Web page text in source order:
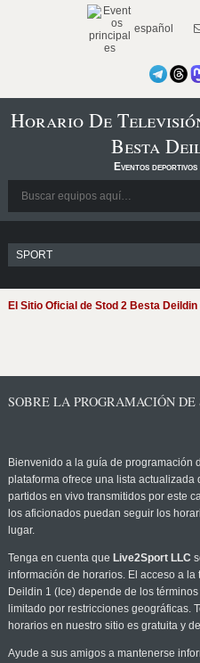
español
Horario De
Besta
Eventos
El Sitio Oficial de Stod 2 Besta Deildin
SOBRE LA PROGRAMACIÓN
Bienvenido a la guía de programación
plataforma ofrece una lista
partidos en vivo transmitidos por este
los aficionados puedan seguir los
lugar.
Tenga en cuenta que Live2Sport LLC
información de horarios. El acceso a
Deildin 1 (Ice) depende de los
limitado por restricciones geográficas.
horarios en nuestro sitio es gratuita y
Ayude a sus amigos a mantenerse